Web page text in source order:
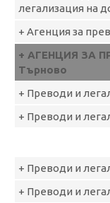
легализация на
+ Агенция за
+ AГЕНЦИЯ ЗА
Търново
+ Преводи и
+ Преводи и
+ Преводи и
+ Преводи и